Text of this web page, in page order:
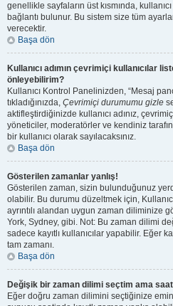
genellikle sayfaların üst kısmında, kullanıcı
bağlantı bulunur. Bu sistem size tüm
verecektir.
Başa dön
Kullanıcı adımın çevrimiçi kullanıcılar
önleyebilirim?
Kullanıcı Kontrol Panelinizden, “Mesaj
tıkladığınızda, Çevrimiçi durumumu gizle
aktifleştirdiğinizde kullanıcı adınız,
yöneticiler, moderatörler ve kendiniz
bir kullanıcı olarak sayılacaksınız.
Başa dön
Gösterilen zamanlar yanlış!
Gösterilen zaman, sizin bulunduğunuz
olabilir. Bu durumu düzeltmek için,
ayrıntılı alandan uygun zaman diliminize
York, Sydney, gibi. Not: Bu zaman dilimi
sadece kayıtlı kullanıcılar yapabilir. Eğer
tam zamanı.
Başa dön
Değişik bir zaman dilimi seçtim ama
Eğer doğru zaman dilimini seçtiğinize